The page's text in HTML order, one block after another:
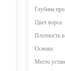
Глубина
Цвет ворса:
Плотность
Основа:
Место